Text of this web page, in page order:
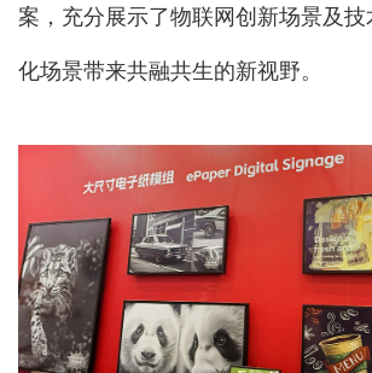
案，充分展示了物联网创新场景及
化场景带来共融共生的新视野。